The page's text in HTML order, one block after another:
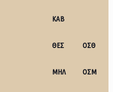
ΚΑΒ
ΘΕΣ ΟΣΘ
ΜΗΛ ΟΣΜ